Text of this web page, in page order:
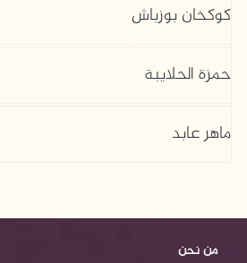
كوكخان بوزباش
حمزة الحلايبة
ماهر عابد
من نحن